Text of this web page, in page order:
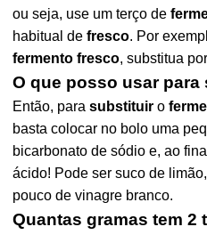
ou seja, use um terço de
habitual defresco. Por
fermento fresco, substitua
O que posso usar
Então, parasubstituir o
basta colocar no bolo uma
bicarbonato de sódio e, ao
ácido! Pode ser suco de
pouco de vinagre branco.
Quantas gramas tem 2